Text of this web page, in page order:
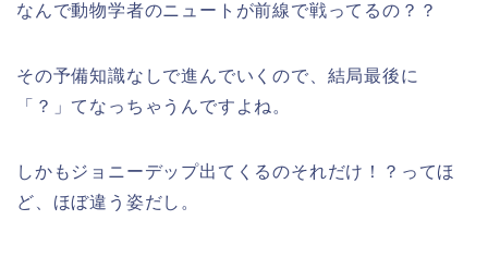
なんで動物学者のニュートが前線で戦ってるの？？
その予備知識なしで進んでいくので、結局最後に
「？」てなっちゃうんですよね。
しかもジョニーデップ出てくるのそれだけ！？ってほ
ど、ほぼ違う姿だし。